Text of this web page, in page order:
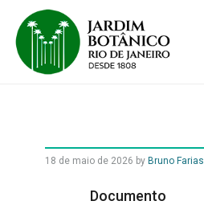
18 de maio de 2026 by Bruno Farias
Documento